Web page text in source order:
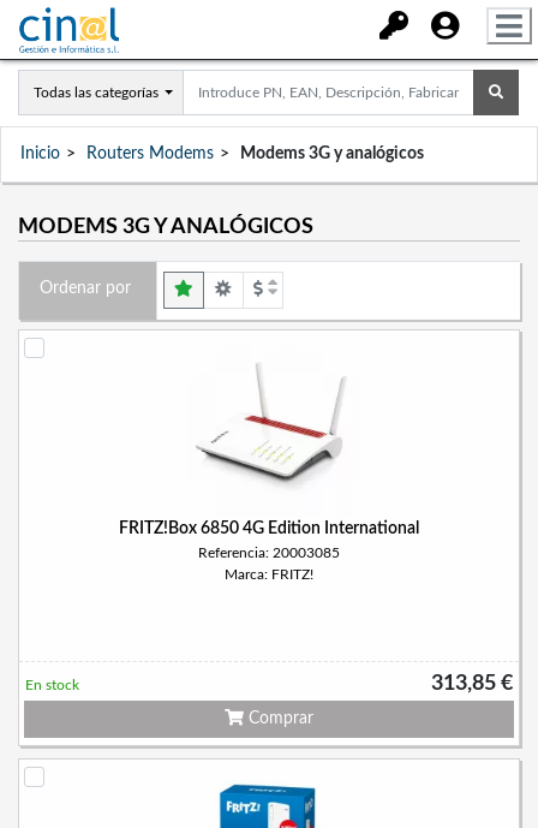
Todas las categorías
Inicio Routers Modems Modems 3G y analógicos
MODEMS 3G Y ANALÓGICOS
Ordenar por
FRITZ!Box 6850 4G Edition International
Referencia: 20003085
Marca: FRITZ!
313,85 €
En stock
Comprar